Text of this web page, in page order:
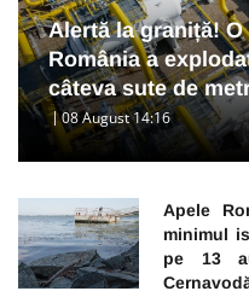
Alertă la graniță!
România a
câteva sute de
08 August 14:16
Apele
minimul
pe 13